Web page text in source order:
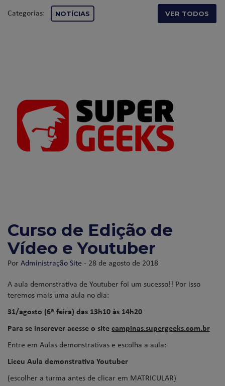
Categorias: NOTÍCIAS VER TODOS
Curso de Edição de
Vídeo e Youtuber
PorAdministração Site - 28 de agosto de 2018
A aula demonstrativa de Youtuber foi um sucesso!! Por isso
teremos mais uma aula no dia:
31/agosto (6ª feira) das 13h10 às 14h20
Para se inscrever acesse o sitecampinas.supergeeks.com.br
Entre em Aulas demonstrativas e escolha a aula:
Liceu Aula demonstrativa Youtuber
(escolher a turma antes de clicar em MATRICULAR)